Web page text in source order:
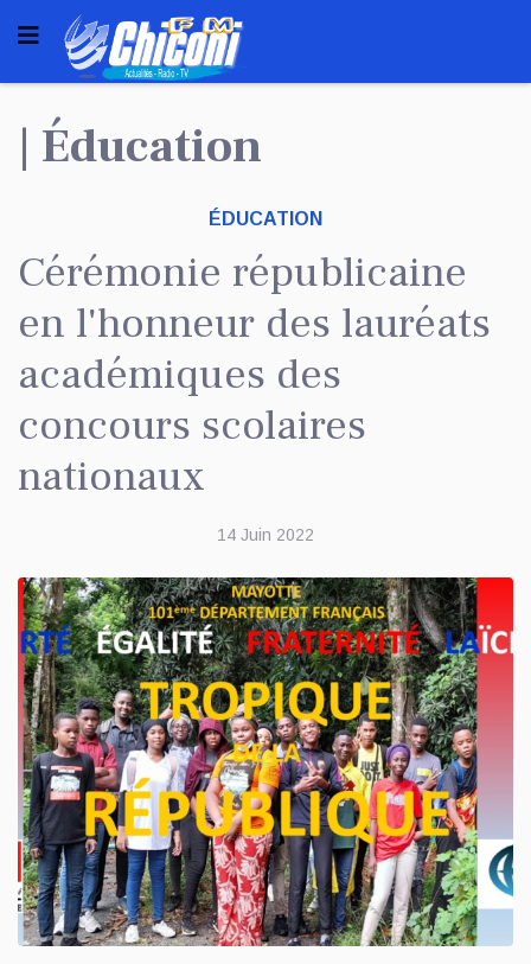
| Éducation
ÉDUCATION
Cérémonie républicaine
en l'honneur des lauréats
académiques des
concours scolaires
nationaux
14 Juin 2022